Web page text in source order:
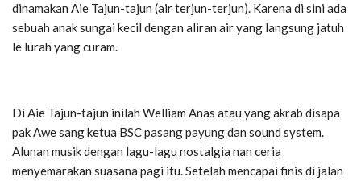
dinamakan Aie Tajun-tajun (air terjun-terjun). Karena di sini ada
sebuah anak sungai kecil dengan aliran air yang langsung jatuh
le lurah yang curam.
Di Aie Tajun-tajun inilah Welliam Anas atau yang akrab disapa
pak Awe sang ketua BSC pasang payung dan sound system.
Alunan musik dengan lagu-lagu nostalgia nan ceria
menyemarakan suasana pagi itu. Setelah mencapai finis di jalan